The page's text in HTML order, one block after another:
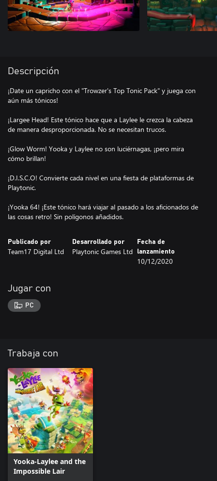
Descripción
¡Date un capricho con el "Trowzer's Top Tonic Pack" y juega con
aún más tónicos!
¡Largee Head! Este tónico hace que a Laylee le crezca la cabeza
de manera desproporcionada. No se necesitan trucos.
¡Glow Worm! Yooka y Laylee no son luciérnagas, ¡pero mira
cómo brillan!
¡D.I.S.C.O! Convierte cada nivel en una fiesta de plataformas de
Playtonic.
¡Yooka 64! ¡Este tónico hará viajar al pasado a los aficionados de
las cosas retro! Sin polígonos añadidos.
Publicado por
Team17 Digital Ltd
Desarrollado por
Playtonic Games Ltd
Fecha de
lanzamiento
10/12/2020
Jugar con
PC
Trabaja con
Yooka-Laylee and the
Impossible Lair